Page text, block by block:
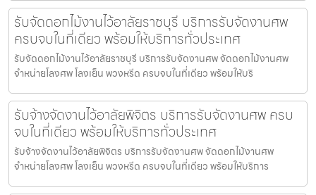
รับจัดดอกไม้งานไว้อาลัยราชบุรี บริการรับจัดงานศพ
ครบจบในที่เดียว พร้อมให้บริการทั่วประเทศ
รับจัดดอกไม้งานไว้อาลัยราชบุรี บริการรับจัดงานศพ จัดดอกไม้งานศพ
จำหน่ายโลงศพ โลงเย็น พวงหรีด ครบจบในที่เดียว พร้อมให้บริ
รับจ้างจัดงานไว้อาลัยพิจิตร บริการรับจัดงานศพ ครบ
จบในที่เดียว พร้อมให้บริการทั่วประเทศ
รับจ้างจัดงานไว้อาลัยพิจิตร บริการรับจัดงานศพ จัดดอกไม้งานศพ
จำหน่ายโลงศพ โลงเย็น พวงหรีด ครบจบในที่เดียว พร้อมให้บริการ